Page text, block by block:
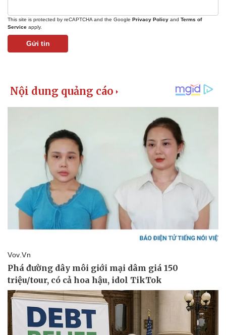
Pháp luật
Vụ án
Tin nóng
Tư vấn luật
Quân sự - Quốc phòng
Vũ khí
Việt Nam
Phân tích
This site is protected by reCAPTCHA and the Google Privacy Policy and Terms of
Service apply.
Gửi tin